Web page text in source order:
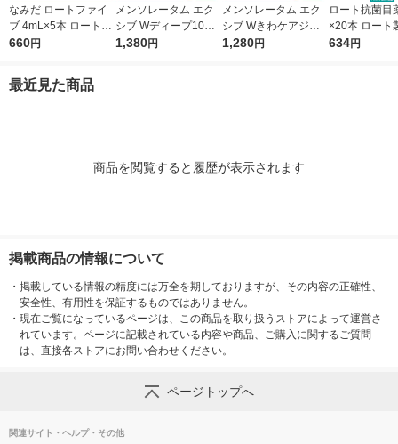
なみだ ロートファイ
ブ 4mL×5本 ロート製
薬 目薬 乾き目 疲れ目
660円
メンソレータム エク
シブ Wディープ10ク
リーム ロート製薬★
1,380円
メンソレータム エク
シブ Wきわケアジェ
ル 15g ロート製薬 ★
1,280円
ロート抗菌目
×20本 ロート
薬 ものもらい
634円
最近見た商品
商品を閲覧すると履歴が表示されます
掲載商品の情報について
・ 掲載している情報の精度には万全を期しておりますが、その内容の正確性、
安全性、有用性を保証するものではありません。
・ 現在ご覧になっているページは、この商品を取り扱うストアによって運営さ
れています。ページに記載されている内容や商品、ご購入に関するご質問
は、直接各ストアにお問い合わせください。
ページトップへ
関連サイト・ヘルプ・その他